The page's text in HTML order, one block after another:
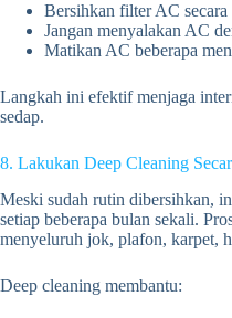
Bersihkan filter AC secara
Jangan menyalakan AC
Matikan AC beberapa
Langkah ini efektif menjaga
sedap.
8. Lakukan Deep Cleaning
Meski sudah rutin dibersihkan,
setiap beberapa bulan sekali.
menyeluruh jok, plafon, karpet,
Deep cleaning membantu: